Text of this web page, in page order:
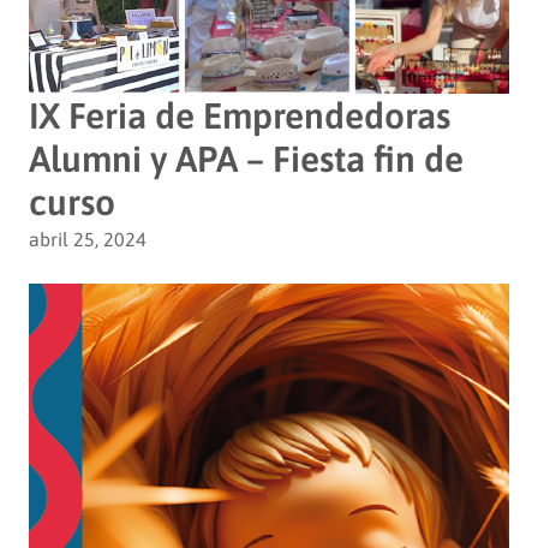
IX Feria de Emprendedoras
Alumni y APA – Fiesta fin de
curso
abril 25, 2024